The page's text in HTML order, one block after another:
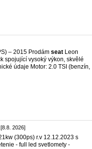
– 2015 Prodám seat Leon
spojující vysoký výkon, skvělé
údaje Motor: 2.0 TSI (benzín,
2026]
(300ps) r.v 12.12.2023 s
- full led svetlomety -